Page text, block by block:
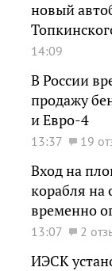
новый
14:09
В России
продажу
и Евро-4
13:37 19
Вход на
корабля на
временно
13:07 2
ИЭСК